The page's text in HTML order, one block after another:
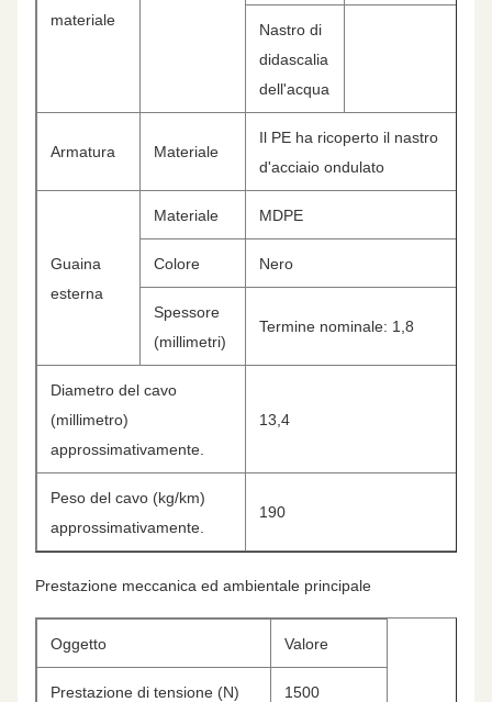
materiale
Nastro di
didascalia
dell'acqua
Armatura Materiale
Il PE ha ricoperto il nastro
d'acciaio ondulato
Guaina
esterna
Materiale MDPE
Colore Nero
Spessore
(millimetri)
Termine nominale: 1,8
Diametro del cavo
(millimetro)
approssimativamente.
13,4
Peso del cavo (kg/km)
approssimativamente.
190
Prestazione meccanica ed ambientale principale
Oggetto Valore
Prestazione di tensione (N) 1500